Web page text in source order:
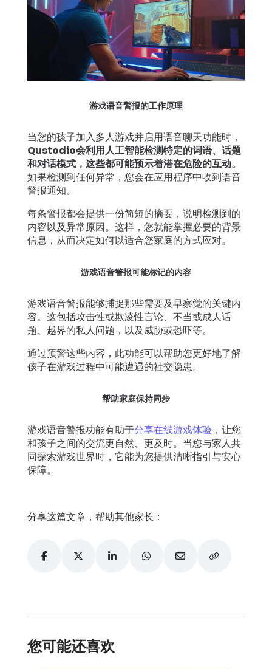
游戏语音警报的工作原理
当您的孩子加入多人游戏并启用语音聊天功能时，
Qustodio会利用人工智能检测特定的词语、话题
和对话模式，这些都可能预示着潜在危险的互动。
如果检测到任何异常，您会在应用程序中收到语音
警报通知。
每条警报都会提供一份简短的摘要，说明检测到的
内容以及异常原因。这样，您就能掌握必要的背景
信息，从而决定如何以适合您家庭的方式应对。
游戏语音警报可能标记的内容
游戏语音警报能够捕捉那些需要及早察觉的关键内
容。这包括攻击性或欺凌性言论、不当或成人话
题、越界的私人问题，以及威胁或恐吓等。
通过预警这些内容，此功能可以帮助您更好地了解
孩子在游戏过程中可能遭遇的社交隐患。
帮助家庭保持同步
游戏语音警报功能有助于分享在线游戏体验 ，让您
和孩子之间的交流更自然、更及时。当您与家人共
同探索游戏世界时，它能为您提供清晰指引与安心
保障。
分享这篇文章，帮助其他家长：
您可能还喜欢